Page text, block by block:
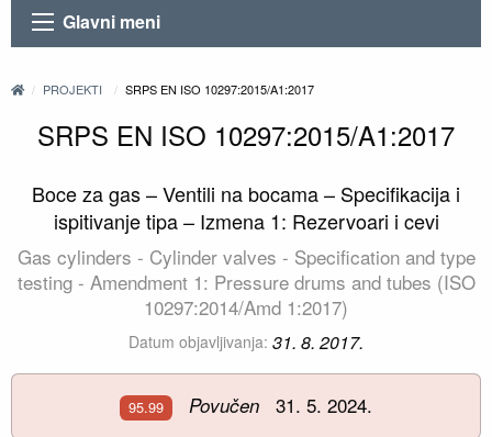
Glavni meni
PROJEKTI SRPS EN ISO 10297:2015/A1:2017
SRPS EN ISO 10297:2015/A1:2017
Boce za gas – Ventili na bocama – Specifikacija i
ispitivanje tipa – Izmena 1: Rezervoari i cevi
Gas cylinders - Cylinder valves - Specification and type
testing - Amendment 1: Pressure drums and tubes (ISO
10297:2014/Amd 1:2017)
Datum objavljivanja: 31. 8. 2017.
95.99 Povučen 31. 5. 2024.